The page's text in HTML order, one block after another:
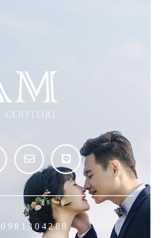
0981304288